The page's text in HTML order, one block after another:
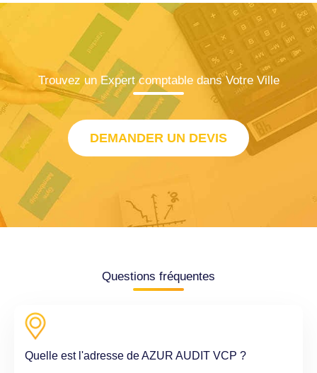
Trouvez un Expert comptable dans Votre Ville
DEMANDER UN DEVIS
Questions fréquentes
Quelle est l'adresse de AZUR AUDIT VCP ?